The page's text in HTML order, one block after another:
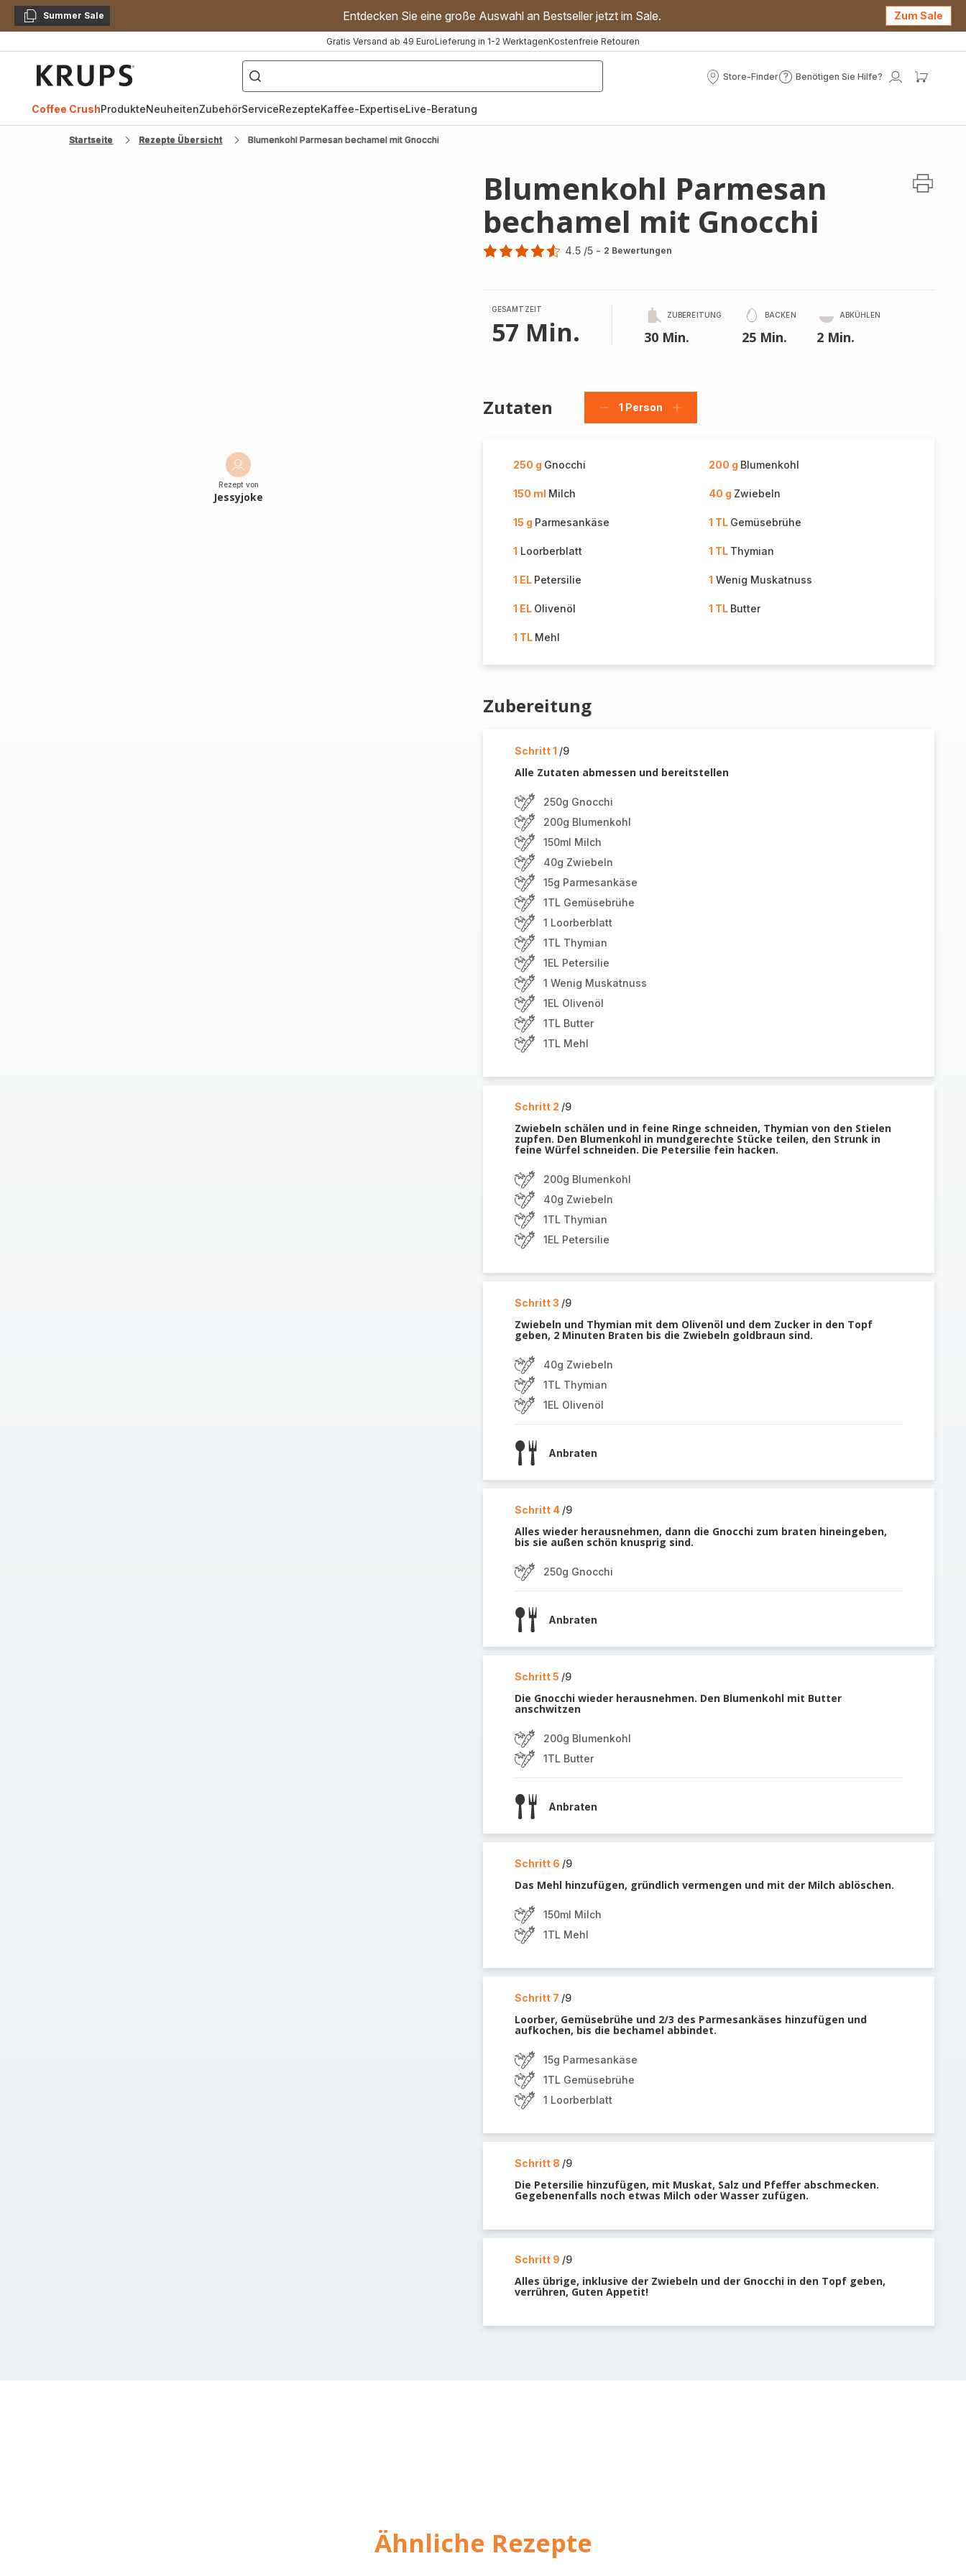
KopierenSummer Sale Entdecken Sie eine große Auswahl an Bestseller jetzt im Sale. Zum Sale
Gratis Versand ab 49 EuroLieferung in 1-2 WerktagenKostenfreie Retouren
["Kaffeevollautomat","Handmixer","Waffeleisen"]
Store-Finder
Store-
Benötigen Sie Hilfe?
Benötigen
Mein
Coffee CrushProdukteNeuheitenZubehörServiceRezepteKaffee-ExpertiseLive-Beratung
Startseite Rezepte Übersicht Blumenkohl Parmesan bechamel mit Gnocchi
Rezept von
Jessyjoke
Blumenkohl Parmesan
bechamel mit Gnocchi
4.5 /5 - 2 Bewertungen
GESAMTZEIT
57 Min.
ZUBEREITUNG
30 Min.
BACKEN
25 Min.
ABKÜHLEN
2 Min.
Zutaten
Person
1 Person
Person
250 g Gnocchi 200 g Blumenkohl
150 ml Milch 40 g Zwiebeln
15 g Parmesankäse 1 TL Gemüsebrühe
1 Loorberblatt 1 TL Thymian
1 EL Petersilie 1 Wenig Muskatnuss
1 EL Olivenöl 1 TL Butter
1 TL Mehl
Zubereitung
Schritt 1 /9
Alle Zutaten abmessen und bereitstellen
250g Gnocchi
200g Blumenkohl
150ml Milch
40g Zwiebeln
15g Parmesankäse
1TL Gemüsebrühe
1 Loorberblatt
1TL Thymian
1EL Petersilie
1 Wenig Muskatnuss
1EL Olivenöl
1TL Butter
1TL Mehl
Schritt 2 /9
Zwiebeln schälen und in feine Ringe schneiden, Thymian von den Stielen
zupfen. Den Blumenkohl in mundgerechte Stücke teilen, den Strunk in
feine Würfel schneiden. Die Petersilie fein hacken.
200g Blumenkohl
40g Zwiebeln
1TL Thymian
1EL Petersilie
Schritt 3 /9
Zwiebeln und Thymian mit dem Olivenöl und dem Zucker in den Topf
geben, 2 Minuten Braten bis die Zwiebeln goldbraun sind.
40g Zwiebeln
1TL Thymian
1EL Olivenöl
Anbraten
Schritt 4 /9
Alles wieder herausnehmen, dann die Gnocchi zum braten hineingeben,
bis sie außen schön knusprig sind.
250g Gnocchi
Anbraten
Schritt 5 /9
Die Gnocchi wieder herausnehmen. Den Blumenkohl mit Butter
anschwitzen
200g Blumenkohl
1TL Butter
Anbraten
Schritt 6 /9
Das Mehl hinzufügen, gründlich vermengen und mit der Milch ablöschen.
150ml Milch
1TL Mehl
Schritt 7 /9
Loorber, Gemüsebrühe und 2/3 des Parmesankäses hinzufügen und
aufkochen, bis die bechamel abbindet.
15g Parmesankäse
1TL Gemüsebrühe
1 Loorberblatt
Schritt 8 /9
Die Petersilie hinzufügen, mit Muskat, Salz und Pfeffer abschmecken.
Gegebenenfalls noch etwas Milch oder Wasser zufügen.
Schritt 9 /9
Alles übrige, inklusive der Zwiebeln und der Gnocchi in den Topf geben,
verrühren, Guten Appetit!
Ähnliche Rezepte